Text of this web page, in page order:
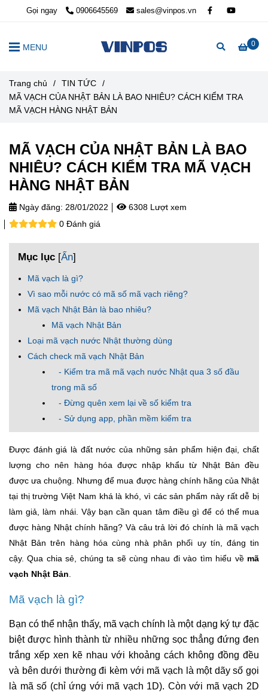
MÃ VẠCH CỦA NHẬT BẢN LÀ BAO
NHIÊU? CÁCH KIỂM TRA MÃ VẠCH
HÀNG NHẬT BẢN
Ngày đăng: 28/01/2022
6308 Lượt xem
0 Đánh giá
Mục lục [Ẩn]
Mã vạch là gì?
Vì sao mỗi nước có mã số mã vạch riêng?
Mã vạch Nhật Bản là bao nhiêu?
Mã vạch Nhật Bản
Loại mã vạch nước Nhật thường dùng
Cách check mã vạch Nhật Bản
- Kiểm tra mã mã vạch nước Nhật qua 3 số đầu
trong mã số
- Đừng quên xem lại về số kiểm tra
- Sử dụng app, phần mềm kiểm tra
Được đánh giá là đất nước của những sản phẩm hiện đại, chất
lượng cho nên hàng hóa được nhập khẩu từ Nhật Bản đều
được ưa chuộng. Nhưng để mua được hàng chính hãng của Nhật
tại thị trường Việt Nam khá là khó, vì các sản phẩm này rất dễ bị
làm giả, làm nhái. Vậy bạn cần quan tâm điều gì để có thể mua
được hàng Nhật chính hãng? Và câu trả lời đó chính là mã vạch
Nhật Bản trên hàng hóa cùng nhà phân phối uy tín, đáng tin
cậy. Qua chia sẻ, chúng ta sẽ cùng nhau đi vào tìm hiểu về mã
vạch Nhật Bản
Mã vạch là gì?
Bạn có thể nhận thấy, mã vạch chính là một dạng ký tự đặc
biệt được hình thành từ nhiều những sọc thẳng đứng đen
trắng xếp xen kẽ nhau với khoảng cách không đồng đều
và bên dưới thường đi kèm với mã vạch là một dãy số gọi
là mã số (chỉ ứng với mã vạch 1D). Còn với mã vạch 2D
Trang chủ / TIN TỨC
/
MÃ VẠCH CỦA NHẬT BẢN LÀ BAO NHIÊU? CÁCH KIỂM TRA
MÃ VẠCH HÀNG NHẬT BẢN
Gọi ngay 0906645569 sales@vinpos.vn
0
MENU